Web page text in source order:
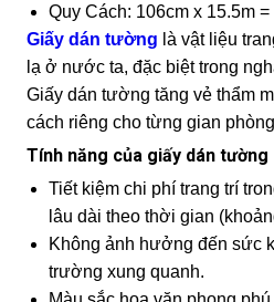
Quy Cách: 106cm x 15.5m =
Giấy dán tường là vật liệu
lạ ở nước ta, đặc biệt trong
Giấy dán tường tăng vẻ thẩm
cách riêng cho từng gian
Tính năng của giấy dán tường
Tiết kiệm chi phí trang trí
lâu dài theo thời gian
Không ảnh hưởng đến sức
trường xung quanh.